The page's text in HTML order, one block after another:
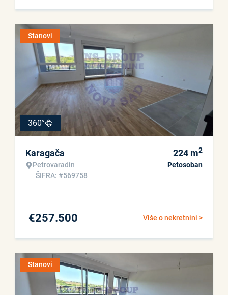
Stanovi
360°
Karagača
Petrovaradin
ŠIFRA: #569758
224 m2
Petosoban
Više o nekretnini >
€257.500
Stanovi